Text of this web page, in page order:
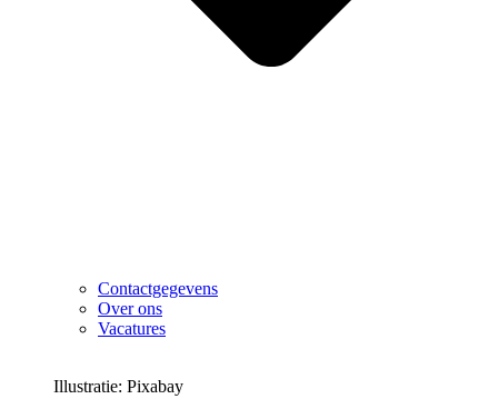
Contactgegevens
Over ons
Vacatures
Illustratie: Pixabay